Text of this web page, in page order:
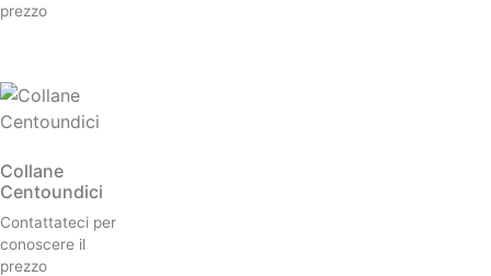
prezzo
Collane
Centoundici
Contattateci per
conoscere il
prezzo